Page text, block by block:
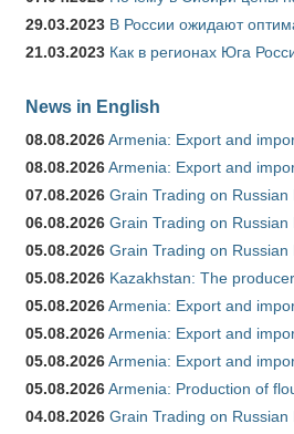
29.03.2023 В России ожидают
21.03.2023 Как в регионах Юга
News in English
08.08.2026Armenia: Export and
08.08.2026Armenia: Export and
07.08.2026 Grain Trading on
06.08.2026 Grain Trading on
05.08.2026 Grain Trading on
05.08.2026 Kazakhstan: The
05.08.2026Armenia: Export and
05.08.2026Armenia: Export and
05.08.2026Armenia: Export and
05.08.2026Armenia: Production of
04.08.2026 Grain Trading on